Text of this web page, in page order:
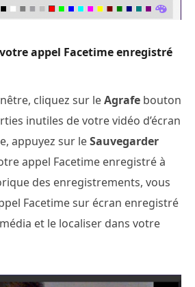
appel Facetime enregistré
cliquez sur leAgrafe bouton
inutiles de votre vidéo d’écran
appuyez sur leSauvegarder
appel Facetime enregistré à
des enregistrements, vous
Facetime sur écran enregistré
et le localiser dans votre